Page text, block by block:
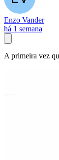
Enzo Vander
há 1 semana
A primeira vez